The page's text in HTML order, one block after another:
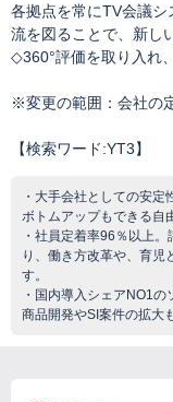
各拠点を常にTV会議
流を図ることで、新し
◇360°評価を取り入れ
※変更の範囲：会社の
【検索ワード:YT3】
・大手会社としての安定
ボトムアップもできる自
・社員定着率96％以上
り、働き方改革や、育児
す。
・国内導入シェアNO1
商品開発やSI案件の拡大